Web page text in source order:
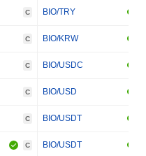
C BIO/TRY
C BIO/KRW
C BIO/USDC
C BIO/USD
C BIO/USDT
C BIO/USDT